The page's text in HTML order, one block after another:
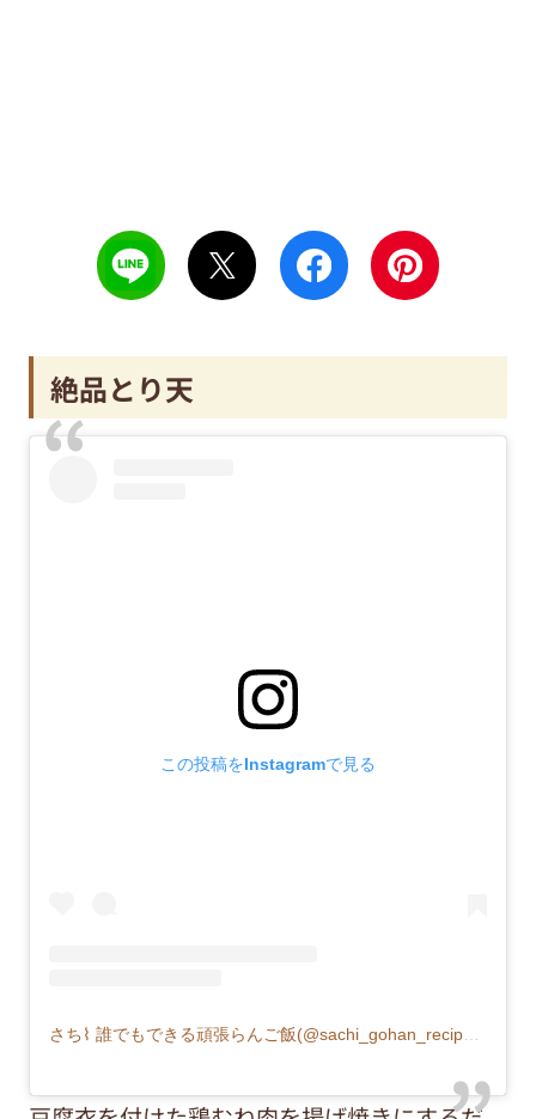
絶品とり天
この投稿をInstagramで見る
さち⌇ 誰でもできる頑張らんご飯(@sachi_gohan_recipe)がシェアした投稿